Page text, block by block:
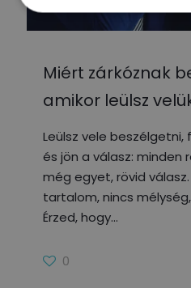
Miért zárkóznak
amikor leülsz
Leülsz vele
és jön a válasz: minden
még egyet, rövid
tartalom, nincs
Érzed, hogy
0